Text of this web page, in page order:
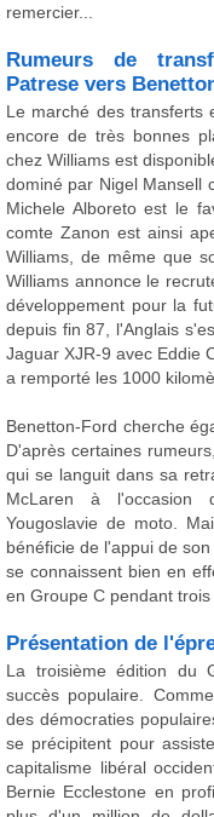
remercier...
Rumeurs de
Patrese vers
Le marché des transferts
encore de très bonnes
chez Williams est
dominé par Nigel Mansell
Michele Alboreto est le
comte Zanon est ainsi
Williams, de même que
Williams annonce le
développement pour la
depuis fin 87, l'Anglais
Jaguar XJR-9 avec Eddie
a remporté les 1000
Benetton-Ford cherche
D'après certaines
qui se languit dans sa
McLaren à l'occasion
Yougoslavie de moto.
bénéficie de l'appui de
se connaissent bien en
en Groupe C pendant trois
Présentation de
La troisième édition du
succès populaire.
des démocraties
se précipitent pour
capitalisme libéral
Bernie Ecclestone en